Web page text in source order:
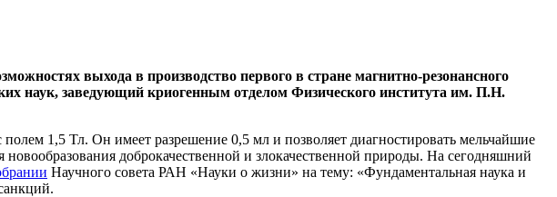
выхода в производство первого в стране магнитно-резонансного
наук, заведующий криогенным отделом Физического института им. П.Н.
1,5 Тл. Он имеет разрешение 0,5 мл и позволяет диагностировать мельчайшие
доброкачественной и злокачественной природы. На сегодняшний
Научного совета РАН «Науки о жизни» на тему: «Фундаментальная наука и